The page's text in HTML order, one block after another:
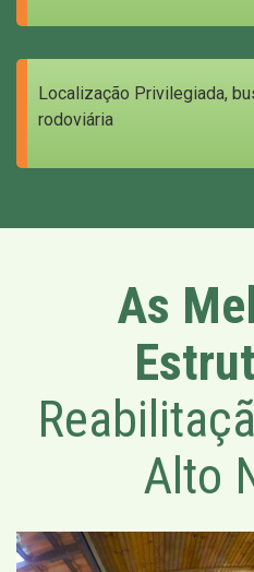
Localização Privilegiada,
rodoviária
As
Alto